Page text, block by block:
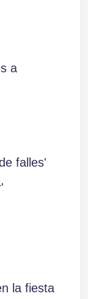
a
falles'
la fiesta